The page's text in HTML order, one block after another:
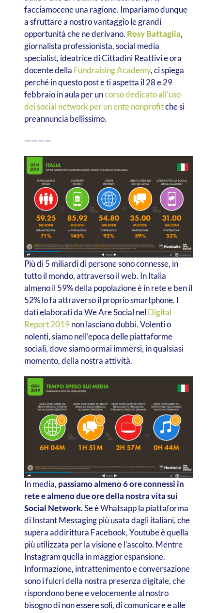
facciamocene una ragione. Impariamo dunque
a sfruttare a nostro vantaggio le grandi
opportunità che ne derivano. Rosy Battaglia,
giornalista professionista, social media
specialist, ideatrice di Cittadini Reattivi e ora
docente della Fundraising Academy, ci spiega
perché in questo post e ti aspetta il 28 e 29
febbraio in aula per uncorso dedicato all’uso
dei social network per un ente nonprofitche si
preannuncia bellissimo.
————
Più di 5 miliardi di persone sono connesse, in
tutto il mondo, attraverso il web. In Italia
almeno il 59% della popolazione è in rete e ben il
52% lo fa attraverso il proprio smartphone. I
dati elaborati da We Are Social nel Digital
Report 2019non lasciano dubbi. Volenti o
nolenti, siamo nell’epoca delle piattaforme
sociali, dove siamo ormai immersi, in qualsiasi
momento, della nostra attività.
In media, passiamo almeno 6 ore connessi in
rete e almeno due ore della nostra vita sui
Social Network.Se è Whatsapp la piattaforma
di Instant Messaging più usata dagli italiani, che
supera addirittura Facebook, Youtube è quella
più utilizzata per la visione e l’ascolto. Mentre
Instagram quella in maggior espansione.
Informazione, intrattenimento e conversazione
sono i fulcri della nostra presenza digitale, che
rispondono bene e velocemente al nostro
bisogno di non essere soli, di comunicare e alle